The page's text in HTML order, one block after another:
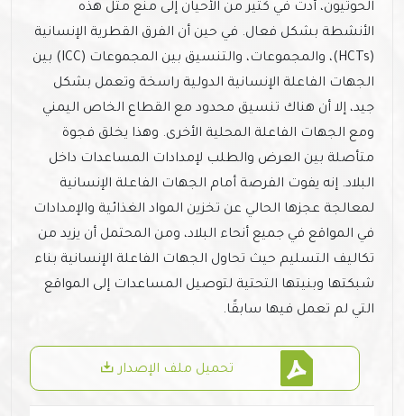
الحوثيون، أدت في كثير من الأحيان إلى منع مثل هذه
الأنشطة بشكل فعال. في حين أن الفرق القطرية الإنسانية
(HCTs)، والمجموعات، والتنسيق بين المجموعات (ICC) بين
الجهات الفاعلة الإنسانية الدولية راسخة وتعمل بشكل
جيد، إلا أن هناك تنسيق محدود مع القطاع الخاص اليمني
ومع الجهات الفاعلة المحلية الأخرى. وهذا يخلق فجوة
متأصلة بين العرض والطلب لإمدادات المساعدات داخل
البلاد. إنه يفوت الفرصة أمام الجهات الفاعلة الإنسانية
لمعالجة عجزها الحالي عن تخزين المواد الغذائية والإمدادات
في المواقع في جميع أنحاء البلاد، ومن المحتمل أن يزيد من
تكاليف التسليم حيث تحاول الجهات الفاعلة الإنسانية بناء
شبكتها وبنيتها التحتية لتوصيل المساعدات إلى المواقع
التي لم تعمل فيها سابقًا.
تحميل ملف الإصدار